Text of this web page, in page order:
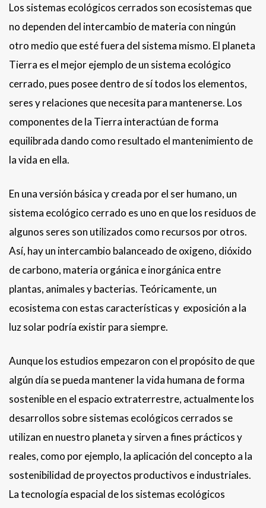
Los sistemas ecológicos cerrados son ecosistemas que
no dependen del intercambio de materia con ningún
otro medio que esté fuera del sistema mismo. El planeta
Tierra es el mejor ejemplo de un sistema ecológico
cerrado, pues posee dentro de sí todos los elementos,
seres y relaciones que necesita para mantenerse. Los
componentes de la Tierra interactúan de forma
equilibrada dando como resultado el mantenimiento de
la vida en ella.
En una versión básica y creada por el ser humano, un
sistema ecológico cerrado es uno en que los residuos de
algunos seres son utilizados como recursos por otros.
Así, hay un intercambio balanceado de oxigeno, dióxido
de carbono, materia orgánica e inorgánica entre
plantas, animales y bacterias. Teóricamente, un
ecosistema con estas características y exposición a la
luz solar podría existir para siempre.
Aunque los estudios empezaron con el propósito de que
algún día se pueda mantener la vida humana de forma
sostenible en el espacio extraterrestre, actualmente los
desarrollos sobre sistemas ecológicos cerrados se
utilizan en nuestro planeta y sirven a fines prácticos y
reales, como por ejemplo, la aplicación del concepto a la
sostenibilidad de proyectos productivos e industriales.
La tecnología espacial de los sistemas ecológicos